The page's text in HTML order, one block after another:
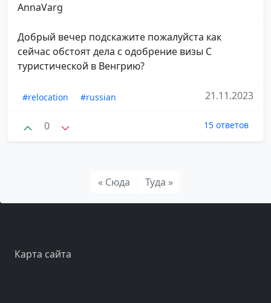
AnnaVarg
Добрый вечер подскажите пожалуйста как
сейчас обстоят дела с одобрение визы С
туристической в Венгрию?
#relocation #russian 21.11.2023
0 15 ответов
« Сюда Туда »
Карта сайта